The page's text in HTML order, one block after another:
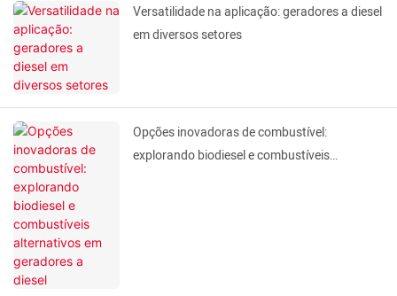
Versatilidade na aplicação: geradores a diesel
em diversos setores
Opções inovadoras de combustível:
explorando biodiesel e combustíveis